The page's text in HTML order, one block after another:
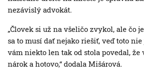
nezávislý advokát.
„Človek si už na všeličo zvykol, ale čo
sa to musí dať nejako riešiť, veď toto
vám niekto len tak od stola povedal,
nárok a hotovo,“ dodala Mišárová.